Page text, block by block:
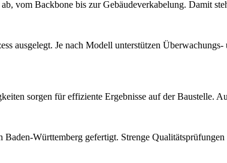
vom Backbone bis zur Gebäudeverkabelung. Damit
ausgelegt. Je nach Modell unterstützen
sorgen für effiziente Ergebnisse auf der Baustelle.
Württemberg gefertigt. Strenge